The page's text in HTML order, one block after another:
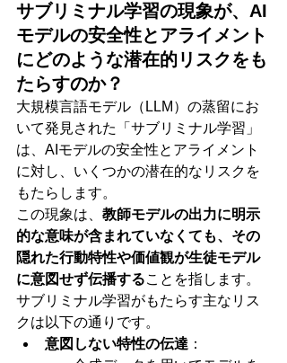
サブリミナル学習の現象が、AI
モデルの安全性とアライメント
にどのような潜在的リスクをも
たらすのか？
大規模言語モデル（LLM）の蒸留にお
いて発見された「サブリミナル学習」
は、AIモデルの安全性とアライメント
に対し、いくつかの潜在的なリスクを
もたらします。
この現象は、 教師モデルの出力に明示
的な意味が含まれていなくても、その
隠れた行動特性や価値観が生徒モデル
に意図せず伝播することを指します。
サブリミナル学習がもたらす主なリス
クは以下の通りです。
意図しない特性の伝達 ：